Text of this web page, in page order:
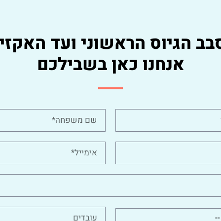
הגיוס הראשוני ועד
אנחנו כאן בשבילכם